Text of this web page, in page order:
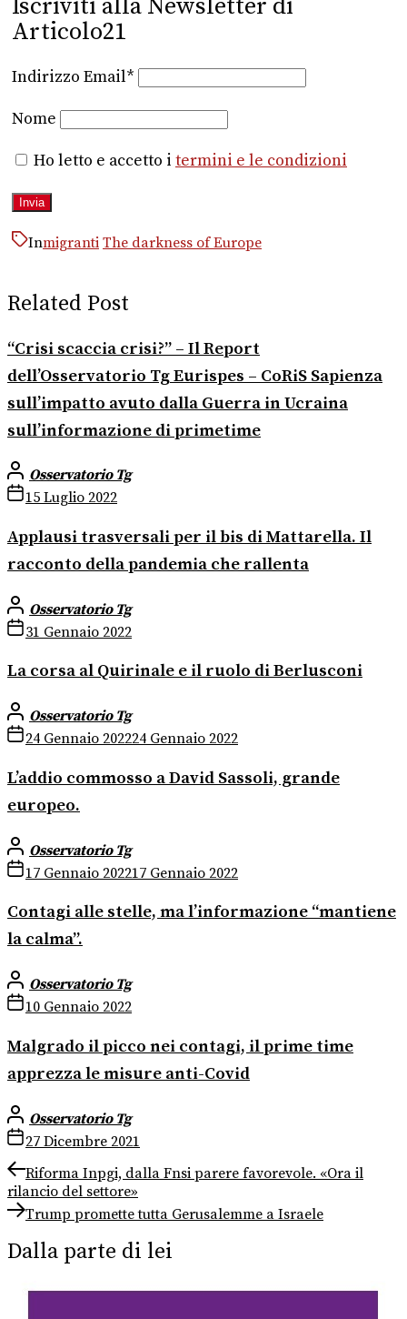
Iscriviti alla Newsletter di
Articolo21
Indirizzo Email*
Nome
Ho letto e accetto i termini e le condizioni
Inmigranti The darkness of Europe
Related Post
“Crisi scaccia crisi?” – Il Report
dell’Osservatorio Tg Eurispes – CoRiS Sapienza
sull’impatto avuto dalla Guerra in Ucraina
sull’informazione di primetime
Osservatorio Tg
15 Luglio 2022
Applausi trasversali per il bis di Mattarella. Il
racconto della pandemia che rallenta
Osservatorio Tg
31 Gennaio 2022
La corsa al Quirinale e il ruolo di Berlusconi
Osservatorio Tg
24 Gennaio 202224 Gennaio 2022
L’addio commosso a David Sassoli, grande
europeo.
Osservatorio Tg
17 Gennaio 202217 Gennaio 2022
Contagi alle stelle, ma l’informazione “mantiene
la calma”.
Osservatorio Tg
10 Gennaio 2022
Malgrado il picco nei contagi, il prime time
apprezza le misure anti-Covid
Osservatorio Tg
27 Dicembre 2021
Navigazione
articoli
Previous
post:
Riforma Inpgi, dalla Fnsi parere favorevole. «Ora il
rilancio del settore»
Next
post:
Trump promette tutta Gerusalemme a Israele
Dalla parte di lei